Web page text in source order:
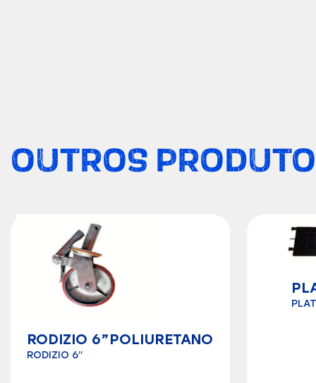
OUTROS
RODIZIO 6”POLIURETANO
RODIZIO 6”